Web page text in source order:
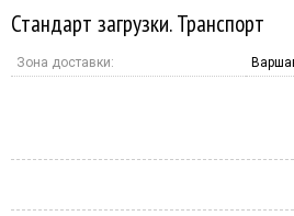
Стандарт загрузки. Транспорт
Зона доставки: